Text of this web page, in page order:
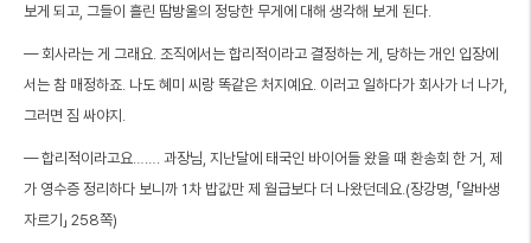
보게 되고, 그들이 흘린 땀방울의 정당한 무게에 대해 생각해 보게 된다.
— 회사라는 게 그래요. 조직에서는 합리적이라고 결정하는 게, 당하는 개인 입장에
서는 참 매정하죠. 나도 혜미 씨랑 똑같은 처지예요. 이러고 일하다가 회사가 너 나가,
그러면 짐 싸야지.
— 합리적이라고요……. 과장님, 지난달에 태국인 바이어들 왔을 때 환송회 한 거, 제
가 영수증 정리하다 보니까 1차 밥값만 제 월급보다 더 나왔던데요.(장강명, 「알바생
자르기」 258쪽)